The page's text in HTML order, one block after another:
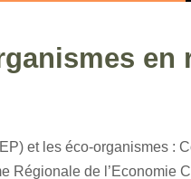
en
et les éco-organismes :
de l’Economie